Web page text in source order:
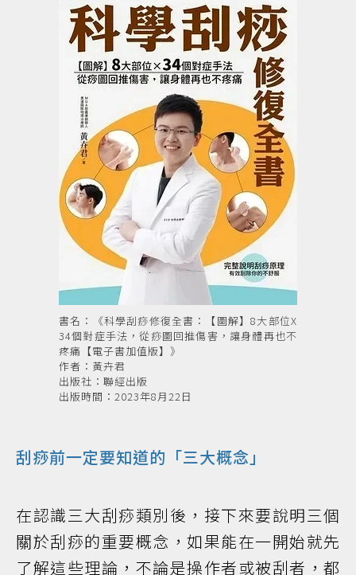
書名：《科學刮痧修復全書：【圖解】8大部位X
34個對症手法，從痧圖回推傷害，讓身體再也不
疼痛【電子書加值版】》
作者：黃卉君
出版社：聯經出版
出版時間：2023年8月22日
刮痧前一定要知道的「三大概念」
在認識三大刮痧類別後，接下來要說明三個
關於刮痧的重要概念，如果能在一開始就先
了解這些理論，不論是操作者或被刮者，都